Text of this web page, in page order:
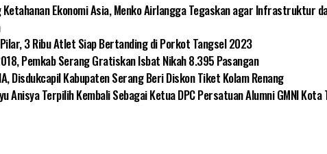
Ketahanan Ekonomi Asia, Menko Airlangga Tegaskan agar Infrastruktur
3 Ribu Atlet Siap Bertanding di Porkot Tangsel 2023
Pemkab Serang Gratiskan Isbat Nikah 8.395 Pasangan
Disdukcapil Kabupaten Serang Beri Diskon Tiket Kolam Renang
Anisya Terpilih Kembali Sebagai Ketua DPC Persatuan Alumni GMNI